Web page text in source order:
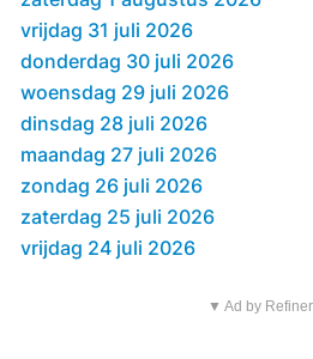
vrijdag 31 juli 2026
donderdag 30 juli 2026
woensdag 29 juli 2026
dinsdag 28 juli 2026
maandag 27 juli 2026
zondag 26 juli 2026
zaterdag 25 juli 2026
vrijdag 24 juli 2026
▼ Ad by